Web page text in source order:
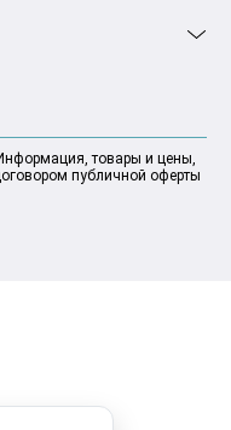
товары и цены,
публичной оферты